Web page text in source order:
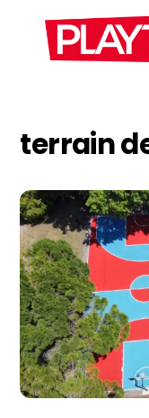
content
terrain